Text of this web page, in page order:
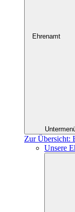
Ehrenamt
Zur Übersicht:
Unsere